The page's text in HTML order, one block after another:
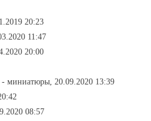
20:23
11:47
20:00
- миниатюры, 20.09.2020 13:39
08:57